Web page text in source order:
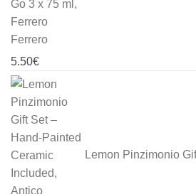
Ferrero
5.50€
Lemon Pinzimonio